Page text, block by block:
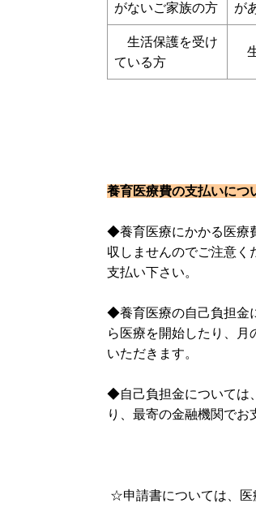
がないご家族の方
が
生活保護を受け
ている方
養育医療費の支
◆養育医療にかかる医療
収しませんのでご注意く
支払い下さい。
◆養育医療の自己負担金
ら医療を開始したり、月
いただきます。
◆自己負担金については
り、最寄の金融機関でお
☆申請書については、医